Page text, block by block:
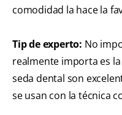
comodidad la hace la
Tip de experto: No
realmente importa es
seda dental son
se usan con la técnica